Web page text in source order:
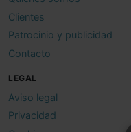
Clientes
Patrocinio y publicidad
Contacto
LEGAL
Aviso legal
Privacidad